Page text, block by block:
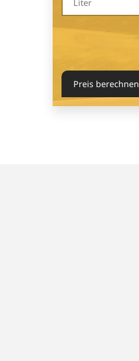
Preis berechnen